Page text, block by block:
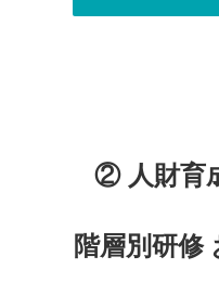
② 人財育
階層別研修